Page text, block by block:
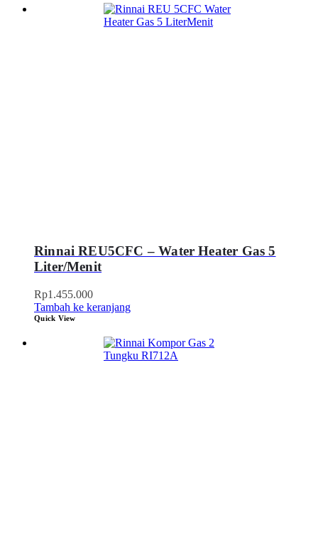
Rinnai REU5CFC – Water Heater Gas 5
Liter/Menit
Rp1.455.000
Tambah ke keranjang
Quick View